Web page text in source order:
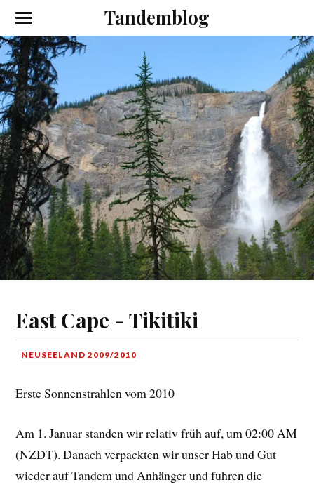
Tandemblog
East Cape - Tikitiki
NEUSEELAND 2009/2010
Erste Sonnenstrahlen vom 2010
Am 1. Januar standen wir relativ früh auf, um 02:00 AM
(NZDT). Danach verpackten wir unser Hab und Gut
wieder auf Tandem und Anhänger und fuhren die